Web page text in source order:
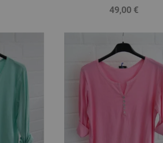
Preis
49,00 €